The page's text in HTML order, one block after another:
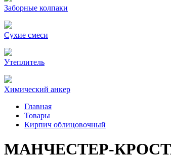
Заборные колпаки
Сухие смеси
Утеплитель
Химический анкер
Главная
Товары
Кирпич облицовочный
МАНЧЕСТЕР-